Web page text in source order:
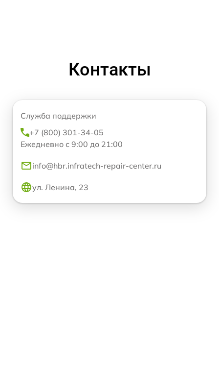
Контакты
Служба поддержки
+7 (800) 301-34-05
Ежедневно с 9:00 до 21:00
info@hbr.infratech-repair-center.ru
ул. Ленина, 23